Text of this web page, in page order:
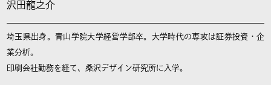
沢田龍之介
埼玉県出身。青山学院大学経営学部卒。大学時代の専攻は証券投資・企
業分析。
印刷会社勤務を経て、桑沢デザイン研究所に入学。